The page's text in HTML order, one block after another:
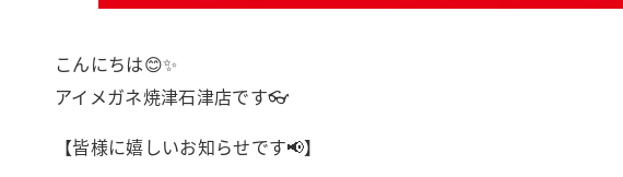
こんにちは😊✨
アイメガネ焼津石津店です👓
【皆様に嬉しいお知らせです📢】